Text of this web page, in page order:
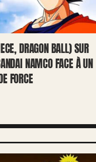
DRAGON BALL) SUR
NAMCO FACE À UN
FORCE